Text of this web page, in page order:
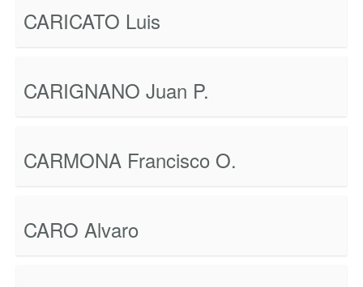
CARICATO Luis
CARIGNANO Juan P.
CARMONA Francisco O.
CARO Alvaro